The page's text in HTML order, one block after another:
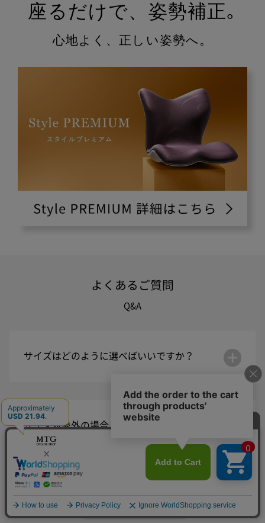
座るだけで、姿勢補正｡
心地よく、正しい姿勢へ。
よくあるご質問
Q&A
サイズはどのように選べばいいですか？
サイズ対象外の場合、使用できないですか？
今すぐ購入する